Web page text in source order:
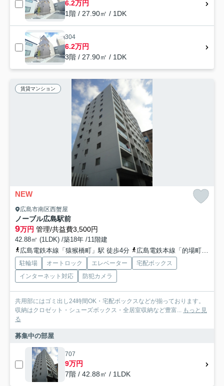
6.2万円
1階 / 27.90㎡ / 1DK
304
6.2万円
3階 / 27.90㎡ / 1DK
賃貸マンション
NEW
広島市南区西蟹屋
ノーブル広島駅前
9万円 管理/共益費3,500円
42.88㎡ (1LDK) /築18年 /11階建
広島電鉄本線「猿猴橋町」駅 徒歩4分
広島電鉄本線「的場町」駅 徒歩5分
駐輪場 オートロック エレベーター
宅配ボックス
インターネット対応
防犯カメラ
共用部にはゴミ出し24時間OK・宅配ボックスなどが揃っております。
収納はクロゼット・シューズボックス・全居室収納など豊富... もっと見
る
募集中の部屋
707
9万円
7階 / 42.88㎡ / 1LDK